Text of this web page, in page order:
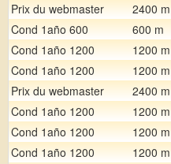
Prix du webmaster
2400 m
Cond 1año 600
600 m
Cond 1año 1200
1200 m
Cond 1año 1200
1200 m
Prix du webmaster
2400 m
Cond 1año 1200
1200 m
Cond 1año 1200
1200 m
Cond 1año 1200
1200 m